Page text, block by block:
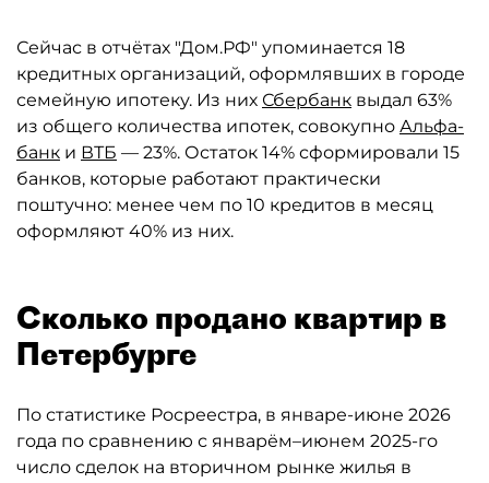
Сейчас в отчётах "Дом.РФ" упоминается 18
кредитных организаций, оформлявших в городе
семейную ипотеку. Из них Сбербанк выдал 63%
из общего количества ипотек, совокупно Альфа-
банк и ВТБ — 23%. Остаток 14% сформировали 15
банков, которые работают практически
поштучно: менее чем по 10 кредитов в месяц
оформляют 40% из них.
Сколько продано квартир в
Петербурге
По статистике Росреестра, в январе-июне 2026
года по сравнению с январём–июнем 2025-го
число сделок на вторичном рынке жилья в